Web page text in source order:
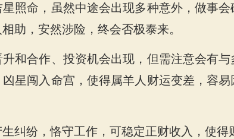
照命，虽然中途会出现多种意外，做事
助，安然涉险，终会否极泰来。
和合作、投资机会出现，但需注意会有
星闯入命宫，使得属羊人财运变差，容
纠纷，恪守工作，可稳定正财收入，使得